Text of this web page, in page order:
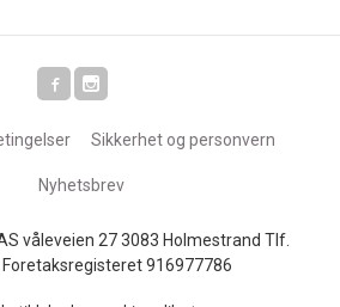
Sikkerhet og personvern
Nyhetsbrev
våleveien 27 3083 Holmestrand Tlf.
Foretaksregisteret 916977786